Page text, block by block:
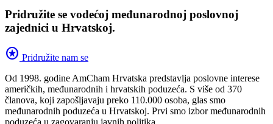
Pridružite se vodećoj međunarodnoj poslovnoj
zajednici u Hrvatskoj.
stars Pridružite nam se
Od 1998. godine AmCham Hrvatska predstavlja poslovne interese
američkih, međunarodnih i hrvatskih poduzeća. S više od 370
članova, koji zapošljavaju preko 110.000 osoba, glas smo
međunarodnih poduzeća u Hrvatskoj. Prvi smo izbor međunarodnih
poduzeća u zagovaranju javnih politika.